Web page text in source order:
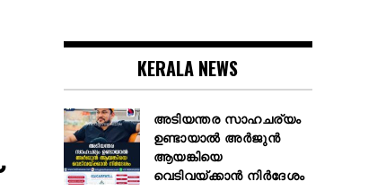
KERALA NEWS
അടിയന്തര സാഹചര്യം
ഉണ്ടായാല്‍ അര്‍ജുന്‍
ആയങ്കിയെ
വെടിവയ്ക്കാന്‍ നിര്‍ദേശം